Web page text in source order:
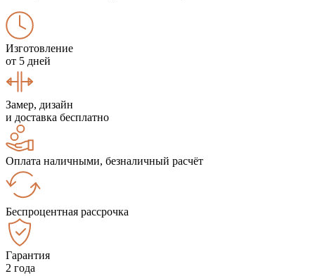
Изготовление
от 5 дней
Замер, дизайн
и доставка бесплатно
Оплата наличными, безналичный расчёт
Беспроцентная рассрочка
Гарантия
2 года